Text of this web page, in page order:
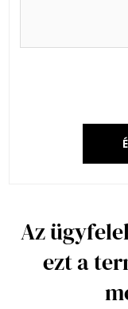
Az
ezt a